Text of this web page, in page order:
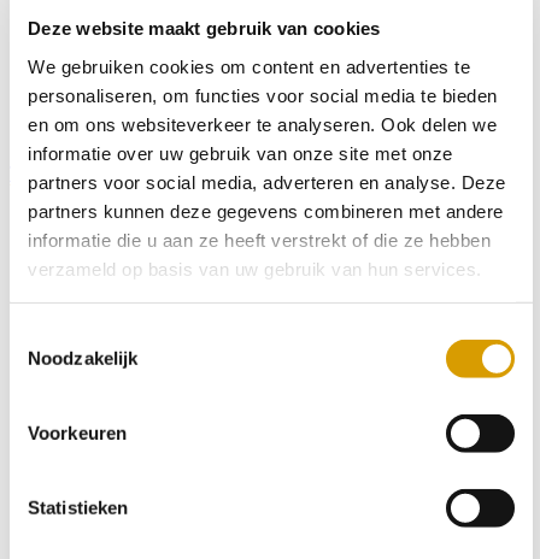
Deze website maakt gebruik van cookies
We gebruiken cookies om content en advertenties te
personaliseren, om functies voor social media te bieden
en om ons websiteverkeer te analyseren. Ook delen we
informatie over uw gebruik van onze site met onze
partners voor social media, adverteren en analyse. Deze
partners kunnen deze gegevens combineren met andere
informatie die u aan ze heeft verstrekt of die ze hebben
verzameld op basis van uw gebruik van hun services.
Noodzakelijk
Voorkeuren
Statistieken
Tickets